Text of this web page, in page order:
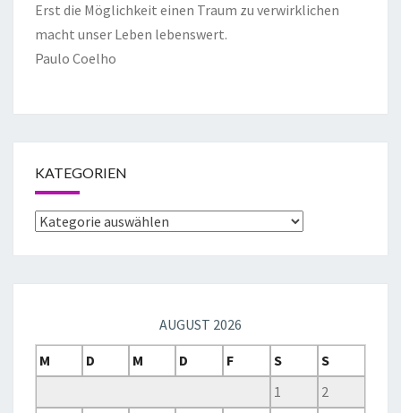
Erst die Möglichkeit einen Traum zu verwirklichen
macht unser Leben lebenswert.
Paulo Coelho
KATEGORIEN
AUGUST 2026
M
D M D F S
S
1
2